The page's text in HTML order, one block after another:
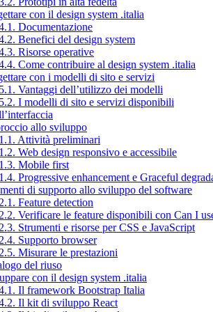
con il design system .italia
Documentazione
Benefici del design system
Risorse operative
Come contribuire al design system .italia
con i modelli di sito e servizi
Vantaggi dell’utilizzo dei modelli
I modelli di sito e servizi disponibili
allo sviluppo
Attività preliminari
Web design responsivo e accessibile
Mobile first
Progressive enhancement e Graceful
di supporto allo sviluppo del software
Feature detection
Verificare le feature disponibili con Can I
Strumenti e risorse per CSS e JavaScript
Supporto browser
Misurare le prestazioni
del riuso
con il design system .italia
Il framework Bootstrap Italia
Il kit di sviluppo React